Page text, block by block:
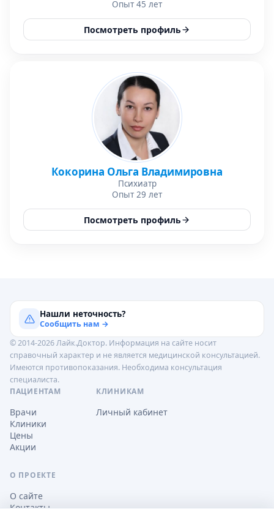
Опыт 45 лет
Посмотреть профиль
Кокорина Ольга Владимировна
Психиатр
Опыт 29 лет
Посмотреть профиль
Нашли неточность?
Сообщить нам →
© 2014-2026 Лайк.Доктор. Информация на сайте носит
справочный характер и не является медицинской консультацией.
Имеются противопоказания. Необходима консультация
специалиста.
ПАЦИЕНТАМ
Врачи
Клиники
Цены
Акции
КЛИНИКАМ
Личный кабинет
О ПРОЕКТЕ
О сайте